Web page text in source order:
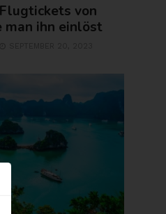
von
man ihn einlöst